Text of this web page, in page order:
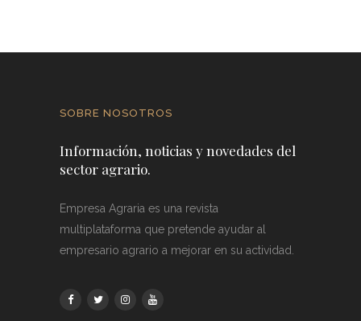
SOBRE NOSOTROS
Información, noticias y novedades del
sector agrario.
Empresa Agraria es una revista
multiplataforma que pretende ayudar al
empresario agrario a mejorar en su actividad.